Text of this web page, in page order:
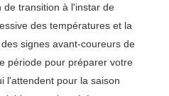
de transition à l'instar de
des températures et la
signes avant-coureurs de
période pour préparer votre
l'attendent pour la saison